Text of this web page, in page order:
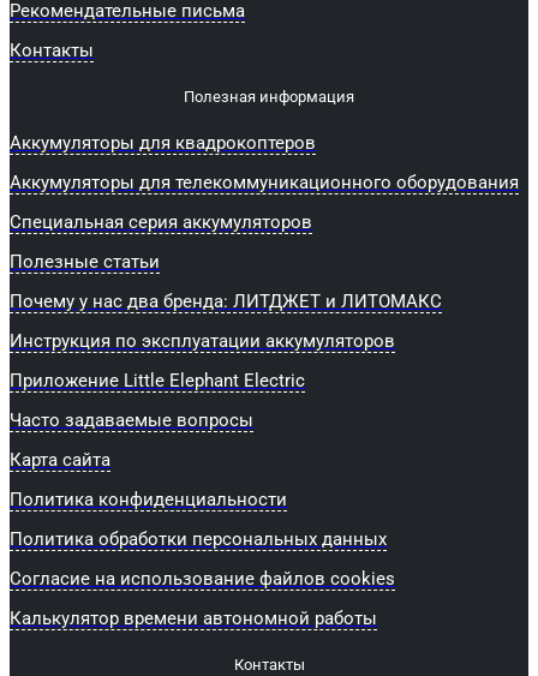
Рекомендательные письма
Контакты
Полезная информация
Аккумуляторы для квадрокоптеров
Аккумуляторы для телекоммуникационного оборудования
Специальная серия аккумуляторов
Полезные статьи
Почему у нас два бренда: ЛИТДЖЕТ и ЛИТОМАКС
Инструкция по эксплуатации аккумуляторов
Приложение Little Elephant Electric
Часто задаваемые вопросы
Карта сайта
Политика конфиденциальности
Политика обработки персональных данных
Согласие на использование файлов cookies
Калькулятор времени автономной работы
Контакты